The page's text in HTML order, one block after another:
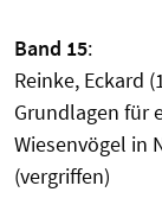
Band 15:
Reinke, Eckard
Grundlagen für
Wiesenvögel in
(vergriffen)